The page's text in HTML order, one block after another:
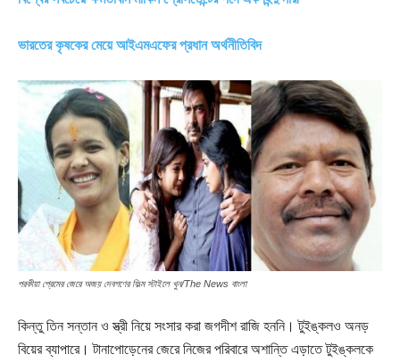
ভারতের কৃষকের মেয়ে আইএমএফের প্রধান অর্থনীতিবিদ
পরকীয়া প্রেমের জেরে অজয় দেবগণের ফিল্ম স্টাইলে খুন/The News বাংলা
কিন্তু তিন সন্তান ও স্ত্রী নিয়ে সংসার করা জগদীশ রাজি হননি। টুইঙ্কলও অনড়
বিয়ের ব্যাপারে। টানাপোড়েনের জেরে নিজের পরিবারে অশান্তি এড়াতে টুইঙ্কলকে